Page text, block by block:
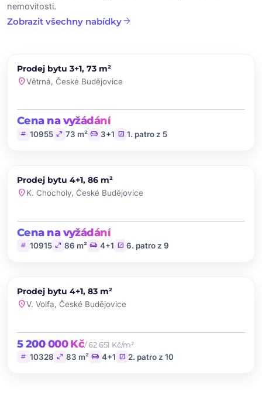
Zobrazit všechny nabídkyarrow_forward
nemovitosti.
PRODEJ
Prodej bytu 3+1, 73 m²
location_onVětrná, České Budějovice
Cena na vyžádání
tag 10955 open_in_full 73 m² chair 3+1 stairs 1. patro z 5
PRODEJ
Prodej bytu 4+1, 86 m²
location_onK. Chocholy, České Budějovice
Cena na vyžádání
tag 10915 open_in_full 86 m² chair 4+1 stairs 6. patro z 9
PRODEJ
Prodej bytu 4+1, 83 m²
location_onV. Volfa, České Budějovice
5 200 000 Kč/ 62 651 Kč/m²
tag 10328 open_in_full 83 m² chair 4+1 stairs 2. patro z 10